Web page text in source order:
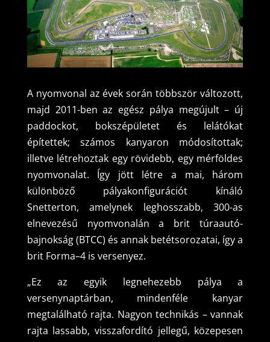
A nyomvonal az évek során többször változott,
majd 2011-ben az egész pálya megújult – új
paddockot, bokszépületet és lelátókat
építettek; számos kanyaron módosítottak;
illetve létrehoztak egy rövidebb, egy mérföldes
nyomvonalat. Így jött létre a mai, három
különböző pályakonfigurációt kínáló
Snetterton, amelynek leghosszabb, 300-as
elnevezésű nyomvonalán a brit túraautó-
bajnokság (BTCC) és annak betétsorozatai, így a
brit Forma–4 is versenyez.
„Ez az egyik legnehezebb pálya a
versenynaptárban, mindenféle kanyar
megtalálható rajta. Nagyon technikás – vannak
rajta lassabb, visszafordító jellegű, közepesen